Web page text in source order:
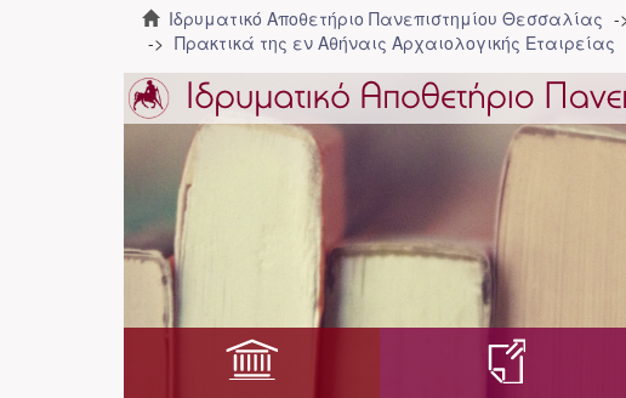
Ιδρυματικό Αποθετήριο Πανεπιστημίου Θεσσαλίας
Πρακτικά της εν Αθήναις Αρχαιολογικής Εταιρείας